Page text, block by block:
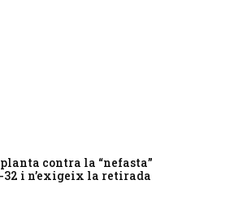
planta contra la “nefasta”
32 i n’exigeix la retirada